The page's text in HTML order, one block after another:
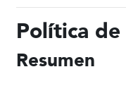
Política
Resumen